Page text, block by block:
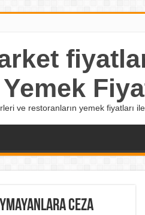
ve restoranların yemek fiyatları ile
ceza